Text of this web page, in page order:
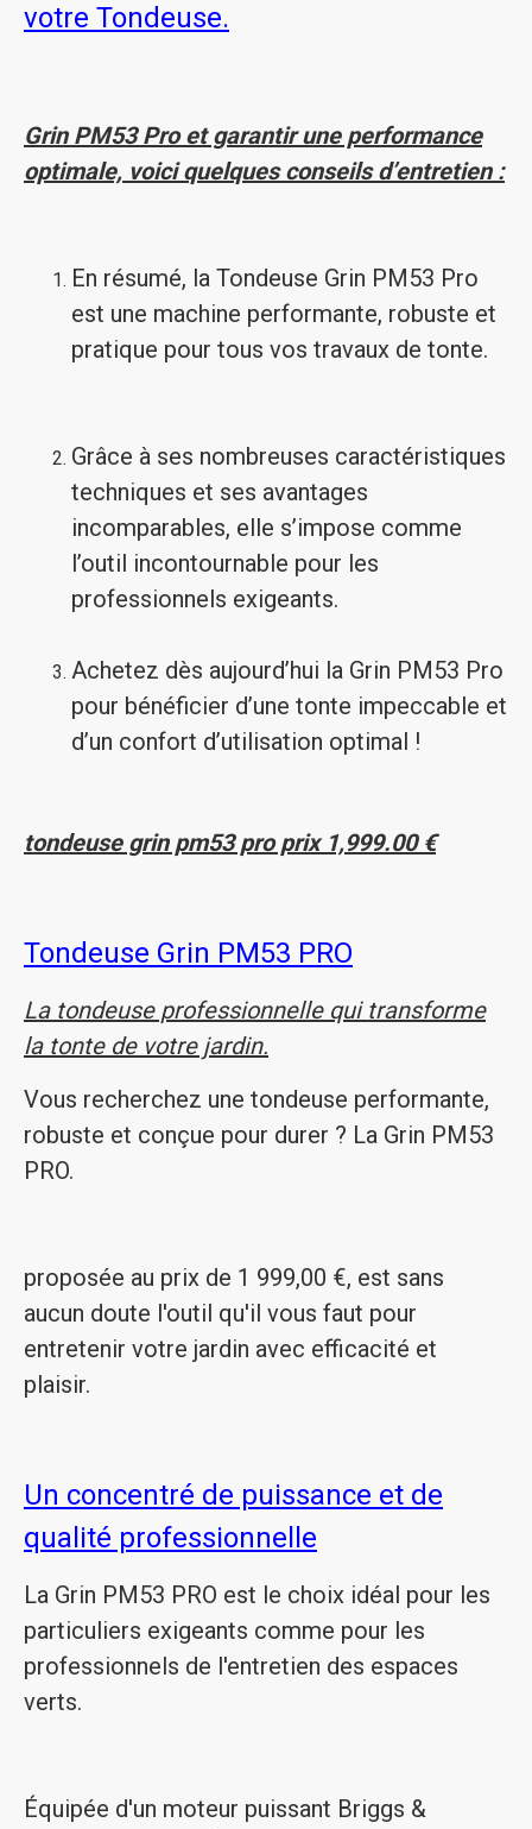
votre Tondeuse.
Grin PM53 Pro et garantir une performance
optimale, voici quelques conseils d’entretien :
En résumé, la Tondeuse Grin PM53 Pro
est une machine performante, robuste et
pratique pour tous vos travaux de tonte.
Grâce à ses nombreuses caractéristiques
techniques et ses avantages
incomparables, elle s’impose comme
l’outil incontournable pour les
professionnels exigeants.
Achetez dès aujourd’hui la Grin PM53 Pro
pour bénéficier d’une tonte impeccable et
d’un confort d’utilisation optimal !
tondeuse grin pm53 pro prix 1,999.00 €
Tondeuse Grin PM53 PRO
La tondeuse professionnelle qui transforme
la tonte de votre jardin.
Vous recherchez une tondeuse performante,
robuste et conçue pour durer ? La Grin PM53
PRO.
proposée au prix de 1 999,00 €, est sans
aucun doute l'outil qu'il vous faut pour
entretenir votre jardin avec efficacité et
plaisir.
Un concentré de puissance et de
qualité professionnelle
La Grin PM53 PRO est le choix idéal pour les
particuliers exigeants comme pour les
professionnels de l'entretien des espaces
verts.
Équipée d'un moteur puissant Briggs &